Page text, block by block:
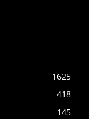
1625
418
145